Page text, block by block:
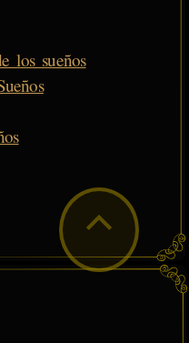
los sueños